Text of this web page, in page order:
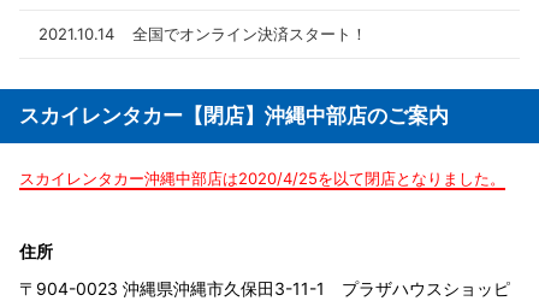
2021.10.14 全国でオンライン決済スタート！
スカイレンタカー【閉店】沖縄中部店のご案内
スカイレンタカー沖縄中部店は2020/4/25を以て閉店となりました。
住所
〒904-0023 沖縄県沖縄市久保田3-11-1 プラザハウスショッピ